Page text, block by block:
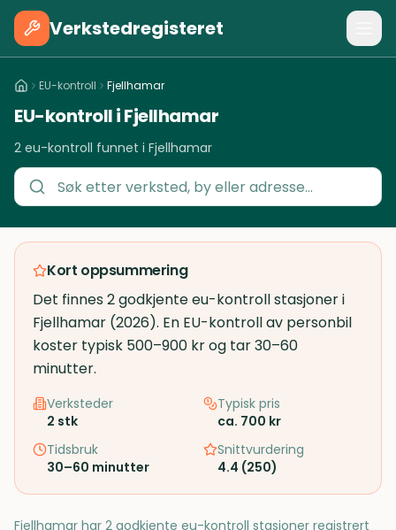
Verkstedregisteret
EU-kontroll Fjellhamar
EU-kontroll i Fjellhamar
2 eu-kontroll funnet i Fjellhamar
Kort oppsummering
Det finnes 2 godkjente eu-kontroll stasjoner i
Fjellhamar (2026). En EU-kontroll av personbil
koster typisk 500–900 kr og tar 30–60
minutter.
Verksteder
2 stk
Typisk pris
ca. 700 kr
Tidsbruk
30–60 minutter
Snittvurdering
4.4 (250)
Fjellhamar har 2 godkjente eu-kontroll stasjoner registrert